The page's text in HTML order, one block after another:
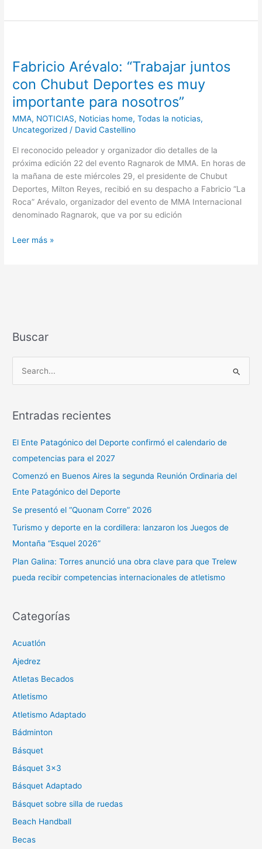
Fabricio Arévalo: “Trabajar juntos
con Chubut Deportes es muy
importante para nosotros”
MMA, NOTICIAS, Noticias home,Todas la noticias,
Uncategorized / David Castellino
El reconocido peleador y organizador dio detalles de la
próxima edición 22 del evento Ragnarok de MMA. En horas de
la mañana de este miércoles 29, el presidente de Chubut
Deportes, Milton Reyes, recibió en su despacho a Fabricio “La
Roca” Arévalo, organizador del evento de MMA Internacional
denominado Ragnarok, que va por su edición
“Trabajar
con
Chubut
Deportes
es
importante
para
nosotros”
Leer más »
Buscar
c
:
Entradas recientes
El Ente Patagónico del Deporte confirmó el calendario de
competencias para el 2027
Comenzó en Buenos Aires la segunda Reunión Ordinaria del
Ente Patagónico del Deporte
Se presentó el “Quonam Corre” 2026
Turismo y deporte en la cordillera: lanzaron los Juegos de
Montaña “Esquel 2026”
Plan Galina: Torres anunció una obra clave para que Trelew
pueda recibir competencias internacionales de atletismo
Categorías
Acuatlón
Ajedrez
Atletas Becados
Atletismo
Atletismo Adaptado
Bádminton
Básquet
Básquet 3×3
Básquet Adaptado
Básquet sobre silla de ruedas
Beach Handball
Becas